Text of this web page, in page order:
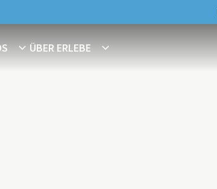
ÜBER ERLEBE